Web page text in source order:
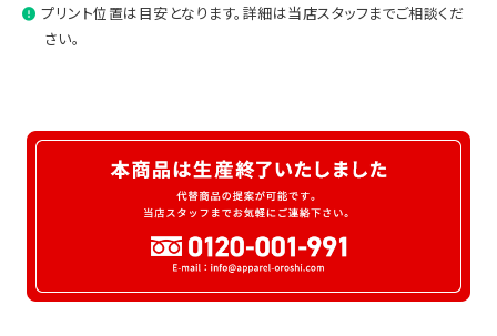
プリント位置は目安となります。詳細は当店スタッフまでご相談くだ
さい。